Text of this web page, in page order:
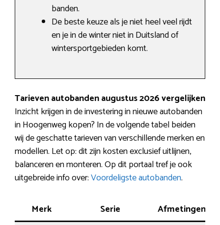
banden.
De beste keuze als je niet heel veel rijdt
en je in de winter niet in Duitsland of
wintersportgebieden komt.
Tarieven autobanden augustus 2026 vergelijken
Inzicht krijgen in de investering in nieuwe autobanden
in Hoogenweg kopen? In de volgende tabel beiden
wij de geschatte tarieven van verschillende merken en
modellen. Let op: dit zijn kosten exclusief uitlijnen,
balanceren en monteren. Op dit portaal tref je ook
uitgebreide info over:Voordeligste autobanden.
Merk Serie Afmetingen